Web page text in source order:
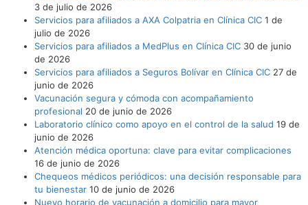
3 de julio de 2026
Servicios para afiliados a AXA Colpatria en Clínica CIC 1 de
julio de 2026
Servicios para afiliados a MedPlus en Clínica CIC 30 de junio
de 2026
Servicios para afiliados a Seguros Bolívar en Clínica CIC 27 de
junio de 2026
Vacunación segura y cómoda con acompañamiento
profesional 20 de junio de 2026
Laboratorio clínico como apoyo en el control de la salud 19 de
junio de 2026
Atención médica oportuna: clave para evitar complicaciones
16 de junio de 2026
Chequeos médicos periódicos: una decisión responsable para
tu bienestar 10 de junio de 2026
Nuevo horario de vacunación a domicilio para mayor